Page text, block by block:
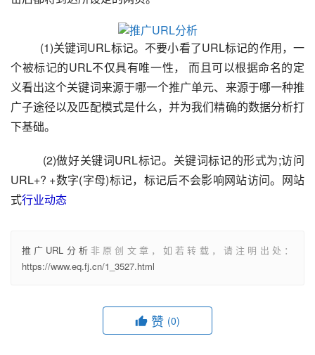
(1)关键词URL标记。不要小看了URL标记的作用，一
个被标记的URL不仅具有唯一性， 而且可以根据命名的定
义看出这个关键词来源于哪一个推广单元、来源于哪一种推
广子途径以及匹配模式是什么，并为我们精确的数据分析打
下基础。
URL+? +数字(字母)标记，标记后不会影响网站访问。网站
式行业动态
推广URL分析 非原创文章，如若转载，请注明出处：
https://www.eq.fj.cn/1_3527.html
赞 (0)